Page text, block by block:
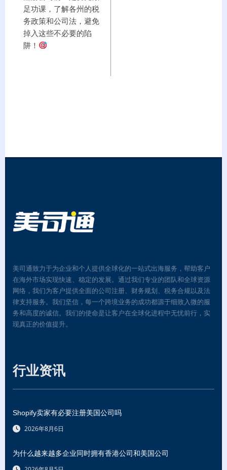
足功课，了解各州的税
务政策和公司法，避免
掉入这些不必要的陷
阱！
美司通致力于为企业和个人提供全球化的一站式出海服务，帮助客户
在海外市场实现快速、稳定的发展。通过我们专业的团队和全球资源
网络，我们为客户提供全面的公司注册、财务规划、税务合规以及法
律支持服务。我们坚信，每一个跨境业务的成功都源于细致入微的服
务和高度的诚信。我们的使命是让客户在全球化进程中无忧前行，实
现真正的价值提升。
行业资讯
Shopify卖家有必要注册美国公司吗
2026年8月6日
为什么越来越多企业同时拥有香港公司和美国公司